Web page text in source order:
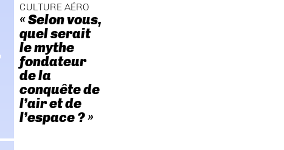
CULTURE AÉRO
« Selon vous,
quel serait
le mythe
fondateur
de la
conquête de
l’air et de
l’espace ? »